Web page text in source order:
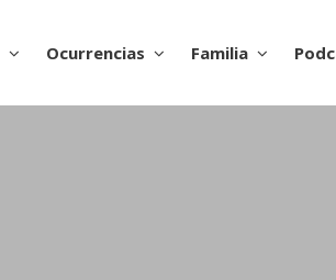
Ocurrencias Familia